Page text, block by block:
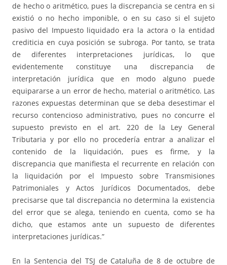
de hecho o aritmético, pues la discrepancia se centra en si
existió o no hecho imponible, o en su caso si el sujeto
pasivo del Impuesto liquidado era la actora o la entidad
crediticia en cuya posición se subroga. Por tanto, se trata
de diferentes interpretaciones jurídicas, lo que
evidentemente constituye una discrepancia de
interpretación jurídica que en modo alguno puede
equipararse a un error de hecho, material o aritmético. Las
razones expuestas determinan que se deba desestimar el
recurso contencioso administrativo, pues no concurre el
supuesto previsto en el art. 220 de la Ley General
Tributaria y por ello no procedería entrar a analizar el
contenido de la liquidación, pues es firme, y la
discrepancia que manifiesta el recurrente en relación con
la liquidación por el Impuesto sobre Transmisiones
Patrimoniales y Actos Jurídicos Documentados, debe
precisarse que tal discrepancia no determina la existencia
del error que se alega, teniendo en cuenta, como se ha
dicho, que estamos ante un supuesto de diferentes
interpretaciones jurídicas.”
En la Sentencia del TSJ de Cataluña de 8 de octubre de